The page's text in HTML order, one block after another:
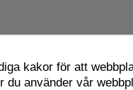
kakor för att
du använder vår